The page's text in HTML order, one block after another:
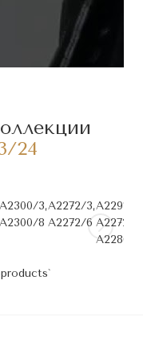
24
A2300/3,
A2300/8
A2272/3,
A2272/6
A2291/4,
A2272/3,
A2286/8